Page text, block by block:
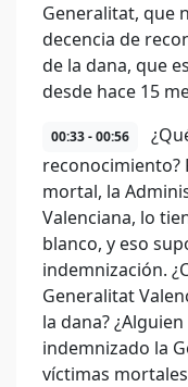
Generalitat, que
decencia de
de la dana, que
desde hace 15
00:33 - 00:56
reconocimiento?
mortal, la
Valenciana, lo
blanco, y eso
indemnización.
Generalitat
la dana?
indemnizado la
víctimas